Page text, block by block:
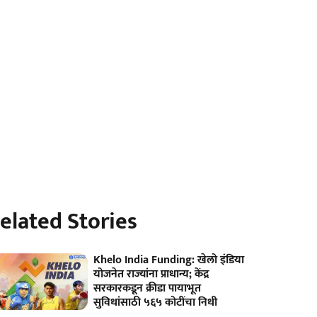
Stories
Khelo India Funding: खेलो इंडिया
योजनेत राज्यांना प्राधान्य; केंद्र
सरकारकडून क्रीडा पायाभूत
सुविधांसाठी ५६५ कोटींचा निधी